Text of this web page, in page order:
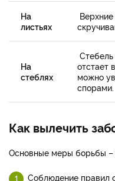
На
листьях
На
стеблях
отстает
можно
спорами.
Как вылечить
Основные меры борьбы –
Соблюдение правил